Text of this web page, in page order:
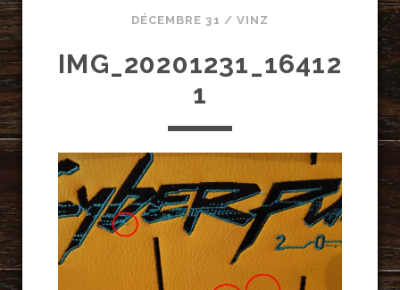
DÉCEMBRE 31 / VINZ
IMG_20201231_16412
1